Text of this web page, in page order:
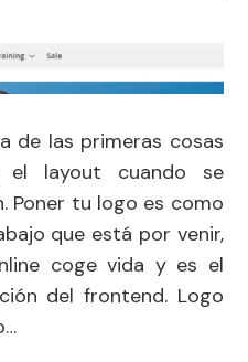
de las primeras cosas
layout cuando se
Poner tu logo es como
que está por venir,
coge vida y es el
del frontend. Logo